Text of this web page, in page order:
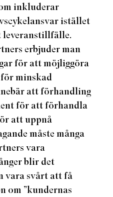
inkluderar
istället
erbjuder man
för att möjliggöra
minskad
att förhandling
för att förhandla
att uppnå
måste många
vara
blir det
vara svårt att få
”kundernas